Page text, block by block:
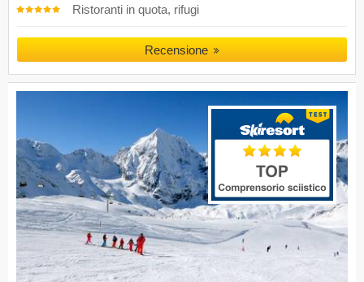
Ristoranti in quota, rifugi
Recensione